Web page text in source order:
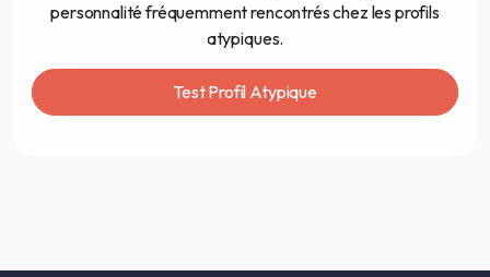
personnalité fréquemment rencontrés chez les profils
atypiques.
Test Profil Atypique